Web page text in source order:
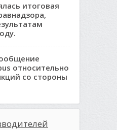
итоговая
относительно
со стороны